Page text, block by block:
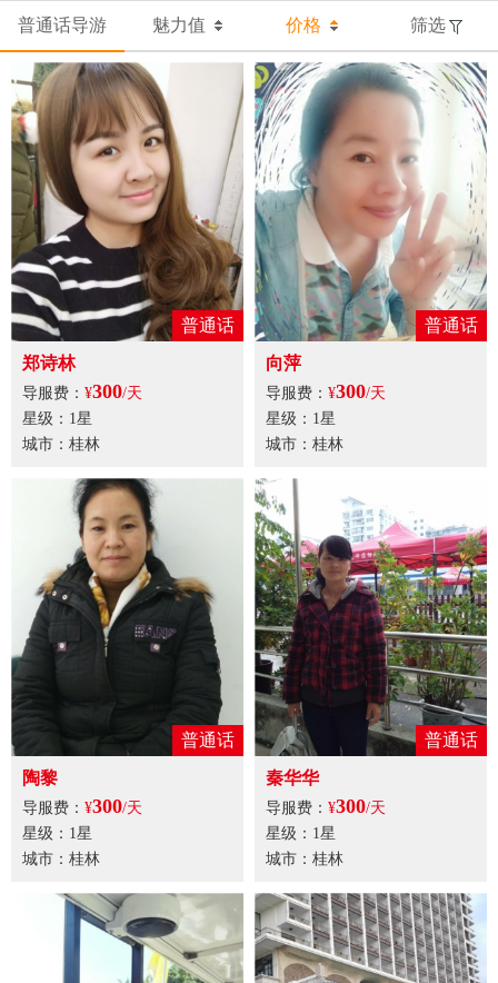
普通话导游 魅力值 价格 筛选
普通话
郑诗林
导服费： ¥300/天
星级：1星
城市：桂林
普通话
向萍
导服费： ¥300/天
星级：1星
城市：桂林
普通话
陶黎
导服费： ¥300/天
星级：1星
城市：桂林
普通话
秦华华
导服费： ¥300/天
星级：1星
城市：桂林